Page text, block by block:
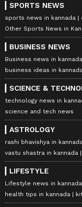
SPORTS NEWS
sports news in kannada
Other Sports News in
BUSINESS NEWS
Business news in kannada
business ideas in kannada
SCIENCE &
technology news in
science and tech news
ASTROLOGY
rashi bhavishya in kannada
vastu shastra in kannada
LIFESTYLE
Lifestyle news in kannada
health tips in kannada